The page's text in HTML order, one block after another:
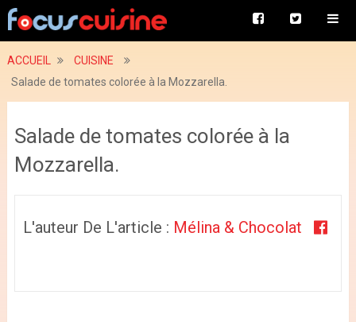
ACCUEIL
CUISINE
Salade de tomates colorée à la Mozzarella.
Salade de tomates colorée à la
Mozzarella.
L'auteur De L'article : Mélina & Chocolat